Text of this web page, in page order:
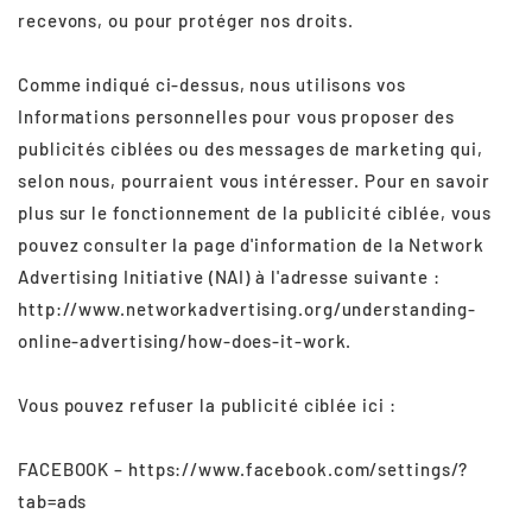
recevons, ou pour protéger nos droits.
Comme indiqué ci-dessus, nous utilisons vos
Informations personnelles pour vous proposer des
publicités ciblées ou des messages de marketing qui,
selon nous, pourraient vous intéresser. Pour en savoir
plus sur le fonctionnement de la publicité ciblée, vous
pouvez consulter la page d'information de la Network
Advertising Initiative (NAI) à l'adresse suivante :
http://www.networkadvertising.org/understanding-
online-advertising/how-does-it-work.
Vous pouvez refuser la publicité ciblée ici :
FACEBOOK – https://www.facebook.com/settings/?
tab=ads